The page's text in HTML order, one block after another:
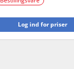
Log ind for priser